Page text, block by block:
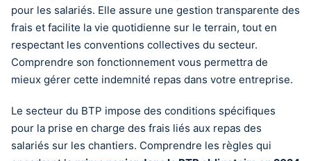
pour les salariés. Elle assure une gestion transparente des
frais et facilite la vie quotidienne sur le terrain, tout en
respectant les conventions collectives du secteur.
Comprendre son fonctionnement vous permettra de
mieux gérer cette indemnité repas dans votre entreprise.
Le secteur du BTP impose des conditions spécifiques
pour la prise en charge des frais liés aux repas des
salariés sur les chantiers. Comprendre les règles qui